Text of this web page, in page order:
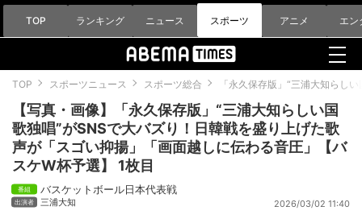
TOP ランキング ニュース スポーツ アニメ エン
TOP スポーツニュース スポーツ総合 「永久保存版」“三浦大知らし
【写真・画像】「永久保存版」“三浦大知らしい国
歌独唱”がSNSで大バズり！日韓戦を盛り上げた歌
声が「スゴい抑揚」「画面越しに伝わる音圧」【バ
スケW杯予選】 1枚目
バスケットボール日本代表戦
三浦大知 2026/03/02 11:40